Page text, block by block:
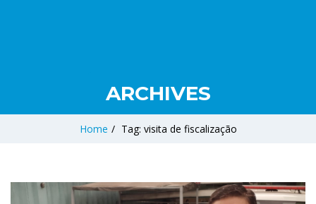
ARCHIVES
Home / Tag: visita de fiscalização